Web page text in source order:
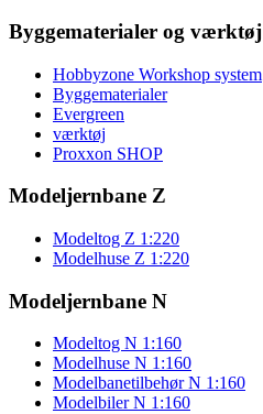
Byggematerialer og værktøj
Hobbyzone Workshop system
Byggematerialer
Evergreen
værktøj
Proxxon SHOP
Modeljernbane Z
Modeltog Z 1:220
Modelhuse Z 1:220
Modeljernbane N
Modeltog N 1:160
Modelhuse N 1:160
Modelbanetilbehør N 1:160
Modelbiler N 1:160